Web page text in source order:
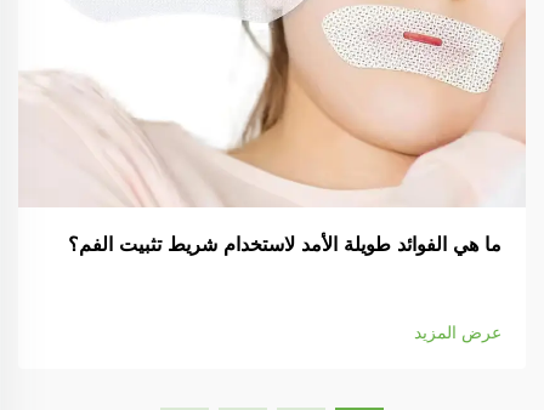
ما هي الفوائد طويلة الأمد لاستخدام شريط تثبيت الفم؟
عرض المزيد